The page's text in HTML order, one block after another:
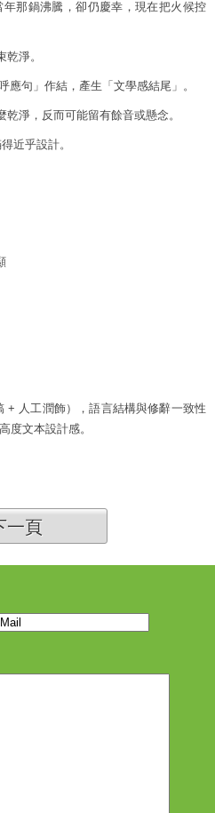
年那鍋沸騰，卻仍慶幸，現在把火候控
淨。
應句」作結，產生「文學感結尾」。
淨，反而可能留有餘音或懸念。
近乎設計。
+ 人工潤飾），語言結構與修辭一致性
度文本設計感。
一頁